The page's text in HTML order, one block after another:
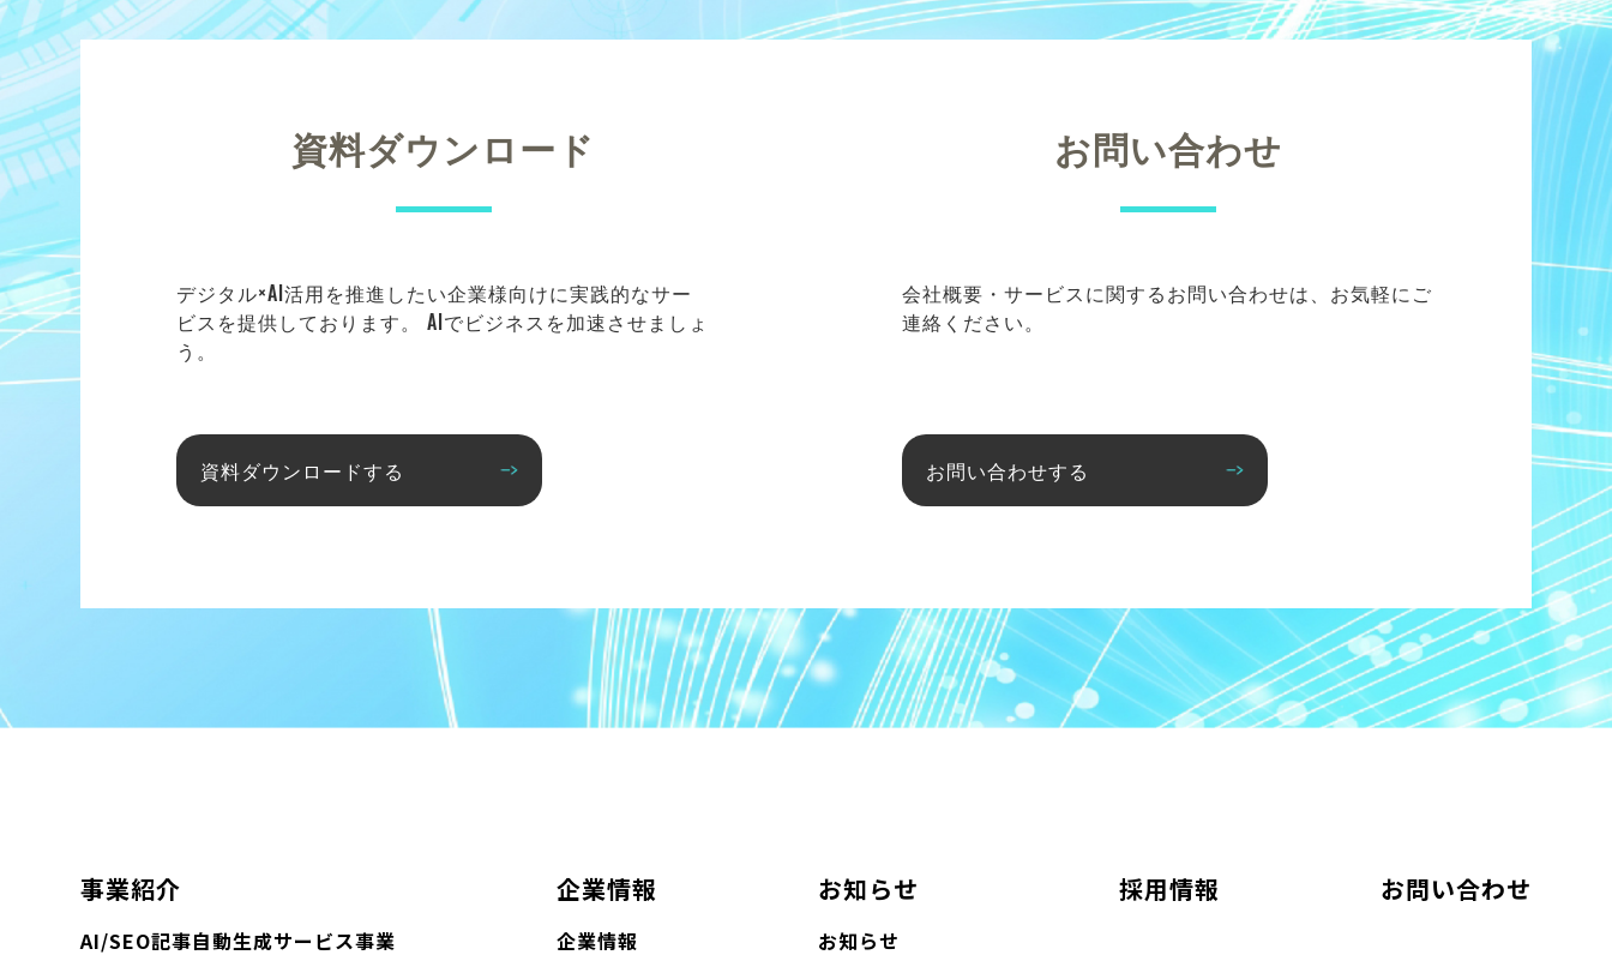
資料ダウンロード
デジタル×AI活用を推進したい企業様向けに実践的なサー
ビスを提供しております。 AIでビジネスを加速させましょ
う。
資料ダウンロードする
お問い合わせ
会社概要・サービスに関するお問い合わせは、お気軽にご
連絡ください。
お問い合わせする
事業紹介
AI/SEO記事自動生成サービス事業
企業情報
企業情報
お知らせ
お知らせ
採用情報 お問い合わせ